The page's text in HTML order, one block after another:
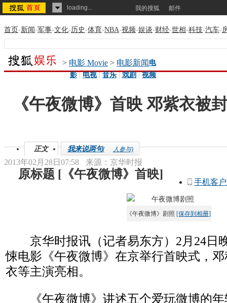
loading... 我的搜狐 邮件
首页-新闻-军事-文化-历史-体育-NBA-视频-娱谈-财经-世相-科技-汽车-
> 电影 Movie > 电影新闻 电
影
电视| 音乐 戏剧 视频
《午夜微博》首映 邓紫衣被
正文 我来说两句( 人参与)
2013年02月28日07:58 来源： 京华时报
手机客
原标题 [ 《午夜微博》首映]
《午夜微博》剧照 [保存到相册]
京华时报讯（记者易东方）2月24日
悚电影《午夜微博》在京举行首映式，
衣等主演亮相。
《午夜微博》讲述五个爱玩微博的年